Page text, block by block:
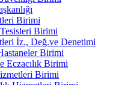
Birimi
Birimi
İz., Değ.ve Denetimi
Birimi
Eczacılık Birimi
Birimi